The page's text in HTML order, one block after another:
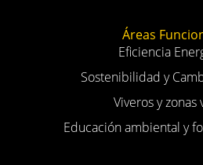
Áreas
Eficiencia
Sostenibilidad y
Viveros y zonas
Educación ambiental y